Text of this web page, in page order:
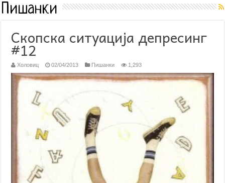
Пишанки
Скопска ситуација депресинг
#12
Холовиц 02/04/2013 Пишанки 1,293